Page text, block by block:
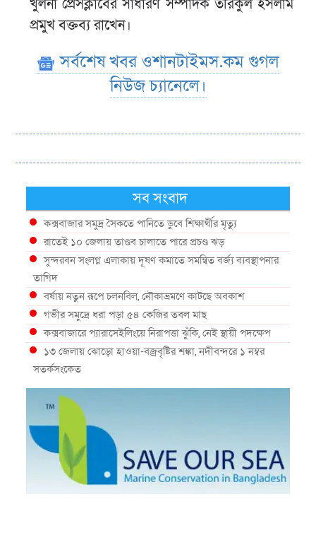
খুলনা প্রেসক্লাবের সাধারণ সম্পাদক তরিকুল ইসলাম
প্রমুখ বক্তব্য রাখেন।
সর্বশেষ খবর ওশানটাইমস.কম গুগল
নিউজ চ্যানেলে।
সব সংবাদ
কক্সবাজার সমুদ্র সৈকতে পানিতে ডুবে শিক্ষার্থীর মৃত্যু
রাতেই ১০ জেলায় তাণ্ডব চালাতে পারে প্রচণ্ড ঝড়
সুন্দরবন সংলগ্ন এলাকায় দূষণ কমাতে সমন্বিত বর্জ্য ব্যবস্থাপনার
তাগিদ
বর্ষায় নতুন রূপে চলনবিল, নৌকাভ্রমণে কাটছে অবকাশ
গভীর সমুদ্রে ধরা পড়া ৫৪ কেজির তবল মাছ
কক্সবাজারে প্যারাসেইলিংয়ে নিরাপত্তা ঝুঁকি, নেই স্থায়ী পদক্ষেপ
১৩ জেলায় ঝোড়ো হাওয়া-বজ্রবৃষ্টির শঙ্কা, নদীবন্দরে ১ নম্বর
সতর্কসংকেত
দেশের ৫ জেলায় বন্যার শঙ্কা
দেশের বিভিন্ন অঞ্চলে বজ্রবৃষ্টির আভাস, ঢাকার আকাশও মেঘলা
আগস্টে টানা বৃষ্টি ও বন্যার আভাস, সাগরে একাধিক লঘুচাপের
শঙ্কা